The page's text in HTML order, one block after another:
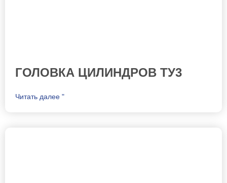
ГОЛОВКА ЦИЛИНДРОВ ТУ3
Читать далее "